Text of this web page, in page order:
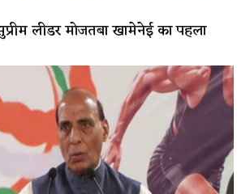
लीडर मोजतबा खामेनेई का पहला